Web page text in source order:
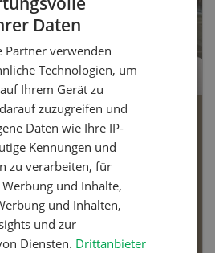
Daten
Partner verwenden
Technologien, um
Ihrem Gerät zu
zuzugreifen und
Daten wie Ihre IP-
Kennungen und
zu verarbeiten, für
und Inhalte,
und Inhalten,
und zur
Diensten. Drittanbieter